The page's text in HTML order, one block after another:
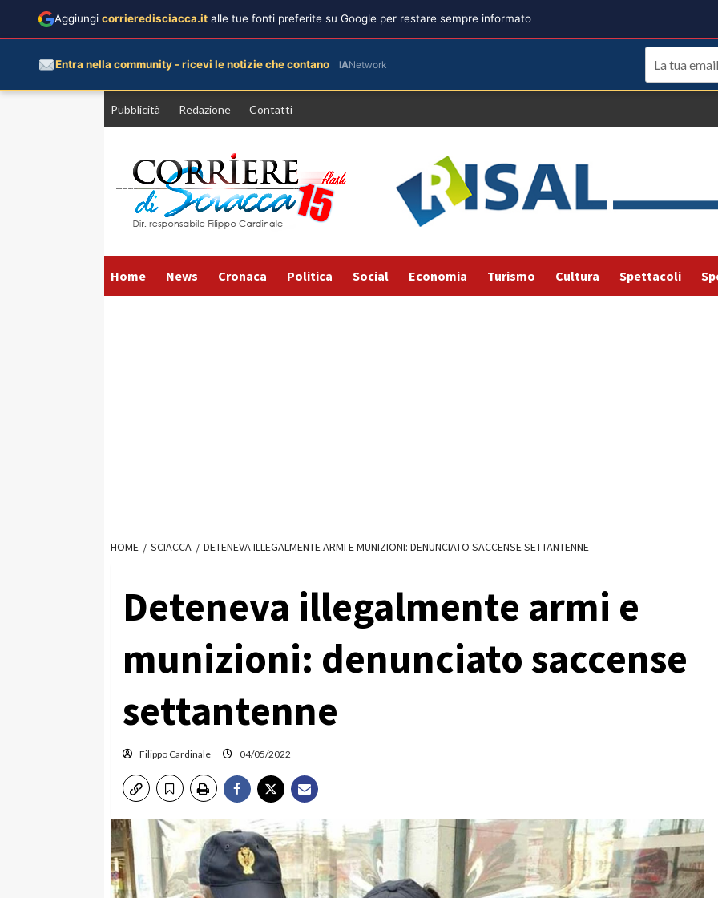
Pubblicità Redazione Contatti
Home News Cronaca Politica Social Economia Turismo Cultura Spettacoli
HOME SCIACCA DETENEVA ILLEGALMENTE ARMI E MUNIZIONI: DENUNCIATO SACCENSE SETTANTENNE
Deteneva illegalmente armi e
munizioni: denunciato saccense
settantenne
Filippo Cardinale 04/05/2022
Aggiungi corrieredisciacca.it alle tue fonti preferite su Google per restare sempre informato
Entra nella community - ricevi le notizie che contano IANetwork